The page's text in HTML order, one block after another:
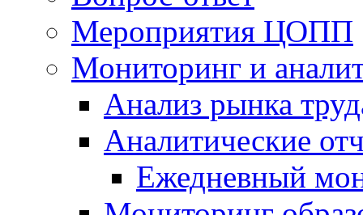
Мероприятия ЦОПП
Мониторинг и
Анализ рынка
Аналитические
Ежедневный